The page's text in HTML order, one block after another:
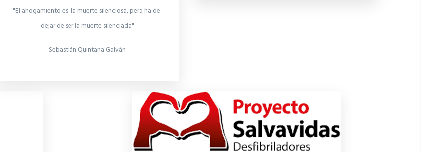
"El ahogamiento es la muerte silenciosa, pero ha de
dejar de ser la muerte silenciada"
Sebastián Quintana Galván